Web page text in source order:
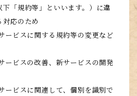
「規約等」といいます。）に違
対応のため
ービスに関する規約等の変更など
ービスの改善、新サービスの開発
ービスに関連して、個別を識別で